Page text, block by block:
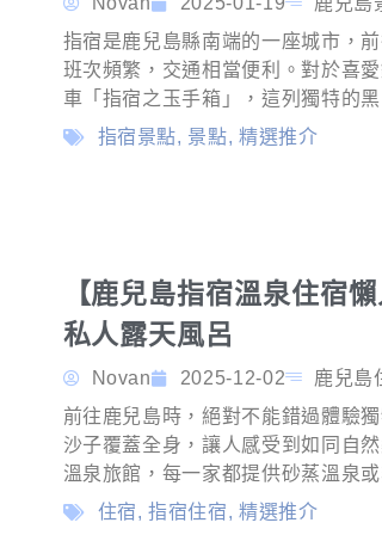
指宿是鹿兒島縣南端的一座城市，
班次頻繁，交通相當便利。對於喜
車「指宿之玉手箱」，這列獨特的
指宿景點, 景點, 精選推介
【鹿兒島指宿溫泉住宿
私人露天風呂
Novan 2025-12-02
鹿兒島
前往鹿兒島時，絕對不能錯過體驗
沙子覆蓋全身，讓人感受到如同自
溫泉旅館，每一家都提供砂蒸溫泉
住宿,指宿住宿, 精選推介